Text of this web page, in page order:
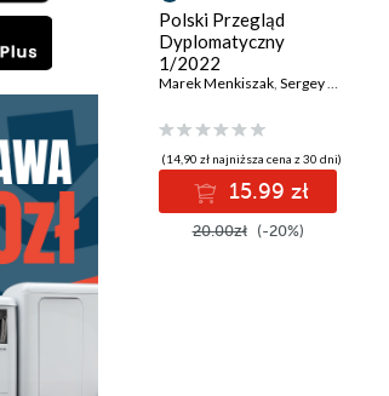
Polski Przegląd
Dyplomatyczny
1/2022
Marek Menkiszak, Sergey S Radchenko
(14,90 zł najniższa cena z 30 dni)
15.99 zł
20.00zł (-20%)